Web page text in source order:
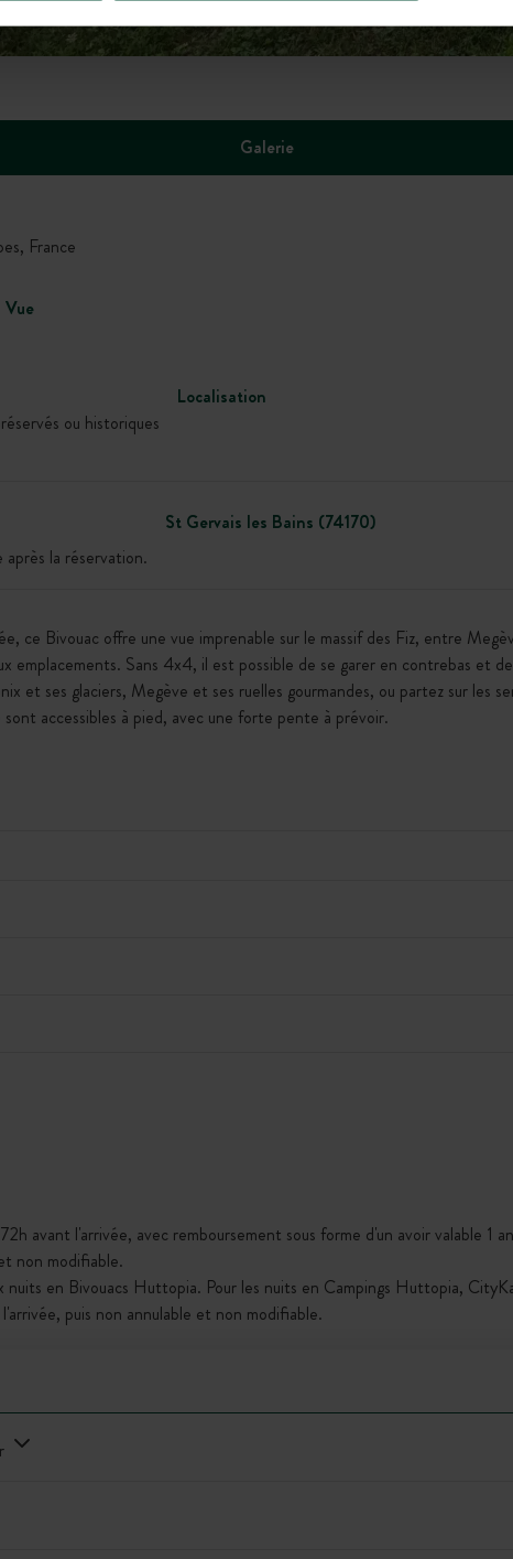
Galerie
France
Vue
Localisation
ou historiques
St Gervais les Bains (74170)
après la réservation.
ce Bivouac offre une vue imprenable sur le massif des Fiz, entre
emplacements. Sans 4x4, il est possible de se garer en contrebas et
et ses glaciers, Megève et ses ruelles gourmandes, ou partez sur les
accessibles à pied, avec une forte pente à prévoir.
avant l'arrivée, avec remboursement sous forme d'un avoir valable 1
non modifiable.
nuits en Bivouacs Huttopia. Pour les nuits en Campings Huttopia,
puis non annulable et non modifiable.